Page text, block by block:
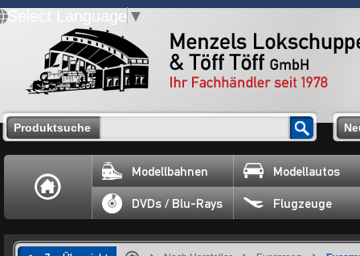
Select Language ▼
Produktsuche
Modellbahnen Modellautos
DVDs / Blu-Rays Flugzeuge